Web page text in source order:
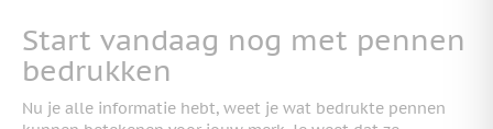
Start vandaag nog met pennen
bedrukken
Nu je alle informatie hebt, weet je wat bedrukte pennen